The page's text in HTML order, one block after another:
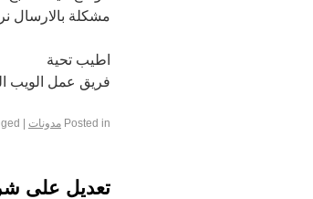
مشكلة بالارسال
اطيب تحية
فريق عمل الويب
Posted in مدونات
تعديل على